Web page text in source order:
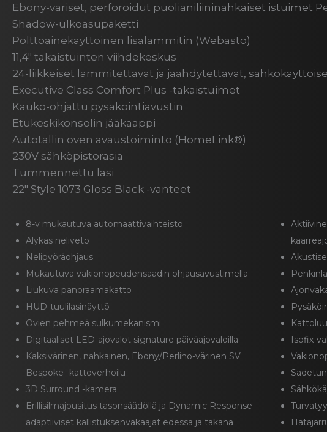
Ebony-väriset, perforoidut puolianiliininahkaiset istuimet
Shadow-ulkoasupaketti
Polttoainekäyttöinen lisälämmitin (Webasto)
11,4″ takaistuinten viihdekeskus
24-liikkeiset lämmitettävät ja jäähdytettävät,
Executive Class Comfort Plus -takaistuimet
Kauko-ohjattu pysäköintiavustin
Etukeskikonsolin jääkaappi
Autotallin oven avaustoiminto (HomeLink®)
230V sähköpistorasia
Tummennettu lasi
22″ Style 1073 Gloss Black -vanteet
8-v mukautuva automaattivaihteisto
Älykäs neliveto
Nelipyöräohjaus
Mukautuva vakionopeudensäädin ohjausavustimella
Liukuva panoraamakatto
HUD-tuulilasinäyttö
Ovien pehmeä sulkumekanismi
Digitaaliset LED-ajovalot signature päiväajovaloilla
Kaksivärinen, nahkainen, Ebony/Perlino-värinen SV
Bespoke -kattoverhoilu
3D Surround -kamera
Erillisilmajousitus tasonsäädöllä ja Dynamic Response –
adaptiiviset kallistuksenvakaajat edessä ja takana
Isofix-